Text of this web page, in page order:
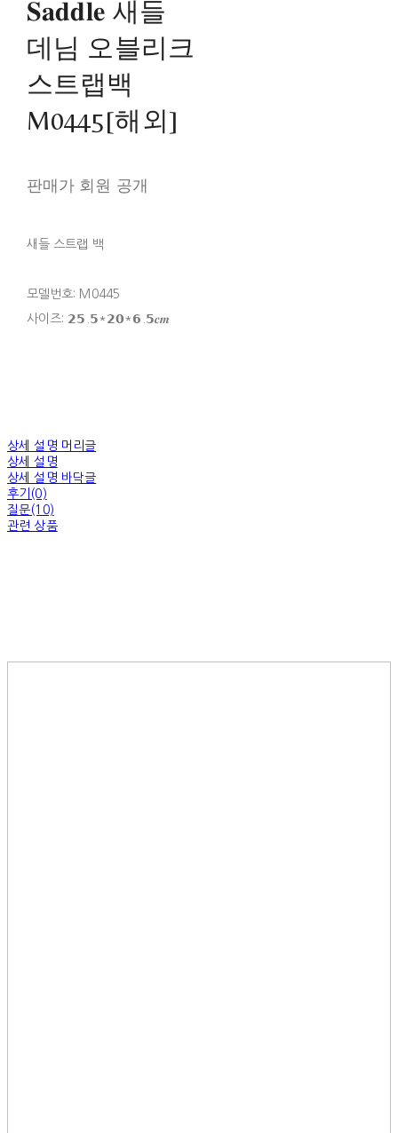
𝐒𝐚𝐝𝐝𝐥𝐞 새들
데님 오블리크
스트랩백
M0445[해외]
판매가 회원 공개
새들 스트랩 백
모델번호: M0445
사이즈: 𝟮𝟱.𝟱*𝟮𝟬*𝟲.𝟱𝒄𝒎
상세 설명 머리글
상세 설명
상세 설명 바닥글
후기(0)
질문(10)
관련 상품